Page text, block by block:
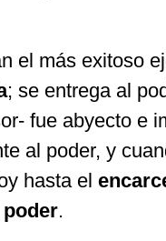
el más exitoso
; se entrega al
fue abyecto e
al poder, y
hasta el
.